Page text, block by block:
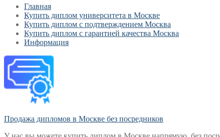
Главная
Купить диплом университета в Москве
Купить диплом с подтверждением Москва
Купить диплом с гарантией качества Москва
Информация
Продажа дипломов в Москве без посредников